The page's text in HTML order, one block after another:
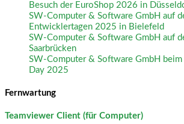
Besuch der EuroShop 2026 in
SW-Computer & Software GmbH auf
Entwicklertagen 2025 in Bielefeld
SW-Computer & Software GmbH auf
Saarbrücken
SW-Computer & Software GmbH
Day 2025
Fernwartung
Teamviewer Client (für Computer)